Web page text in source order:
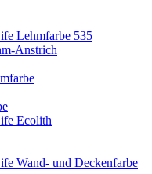
Lehmfarbe 535
Anstrich
Ecolith
Wand- und Deckenfarbe